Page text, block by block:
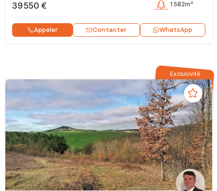
39 550 € 1 582m²
Appeler Contacter WhatsApp
Exclusivité